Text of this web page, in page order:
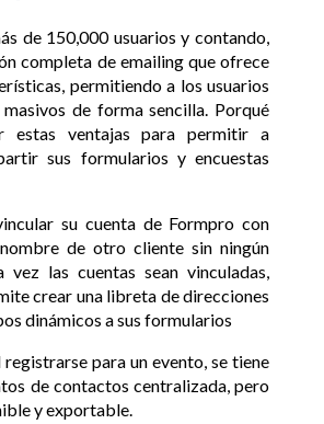
de 150,000 usuarios y contando,
completa de emailing que ofrece
permitiendo a los usuarios
de forma sencilla. Porqué
estas ventajas para permitir a
sus formularios y encuestas
su cuenta de Formpro con
de otro cliente sin ningún
vez las cuentas sean vinculadas,
crear una libreta de direcciones
dinámicos a sus formularios
para un evento, se tiene
de contactos centralizada, pero
y exportable.